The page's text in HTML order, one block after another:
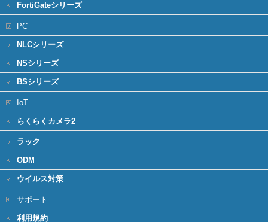
FortiGateシリーズ
PC
NLCシリーズ
NSシリーズ
BSシリーズ
IoT
らくらくカメラ2
ラック
ODM
ウイルス対策
サポート
利用規約